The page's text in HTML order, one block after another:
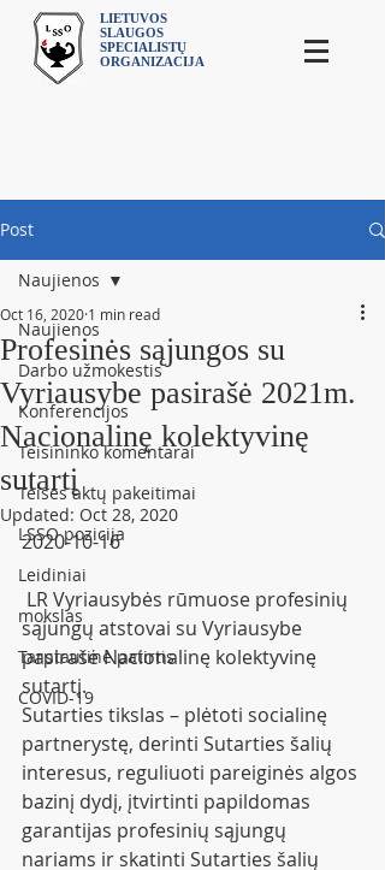
LIETUVOS
SLAUGOS
SPECIALISTŲ
ORGANIZACIJA
Post
Naujienos
Darbo užmokestis
Konferencijos
Teisininko komentarai
Teisės aktų pakeitimai
LSSO pozicija
Leidiniai
mokslas
Tarptautinė patirtis
COVID-19
Naujienos
Profesinės sąjungos su
Vyriausybe pasirašė 2021m.
Nacionalinę kolektyvinę
sutartį
Oct 16, 2020 1 min read
Updated: Oct 28, 2020
2020-10-16
sąjungų atstovai su Vyriausybe
pasirašė Nacionalinę kolektyvinę
sutartį.
Sutarties tikslas – plėtoti socialinę
partnerystę, derinti Sutarties šalių
interesus, reguliuoti pareiginės algos
bazinį dydį, įtvirtinti papildomas
garantijas profesinių sąjungų
nariams ir skatinti Sutarties šalių